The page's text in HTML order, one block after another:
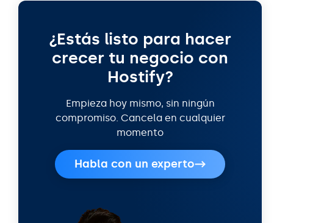
¿Estás listo para hacer
crecer tu negocio con
Hostify?
Empieza hoy mismo, sin ningún
compromiso. Cancela en cualquier
momento
Habla con un experto